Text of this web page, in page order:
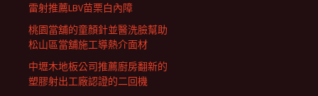
雷射推薦LBV苗栗白內障
桃園當舖的童顏針並醫洗臉幫助
松山區當舖施工導熱介面材
中壢木地板公司推薦廚房翻新的
塑膠射出工廠認證的二回機